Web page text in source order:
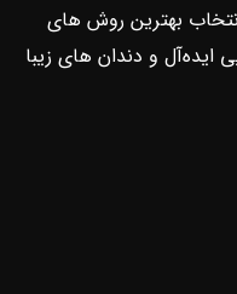
بهترین روش ‌های
و دندان های زیبا